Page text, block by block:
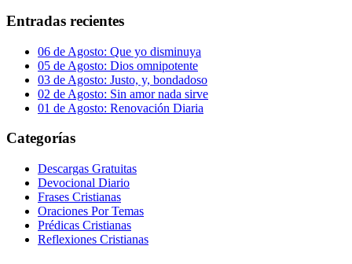
Entradas recientes
06 de Agosto: Que yo disminuya
05 de Agosto: Dios omnipotente
03 de Agosto: Justo, y, bondadoso
02 de Agosto: Sin amor nada sirve
01 de Agosto: Renovación Diaria
Categorías
Descargas Gratuitas
Devocional Diario
Frases Cristianas
Oraciones Por Temas
Prédicas Cristianas
Reflexiones Cristianas